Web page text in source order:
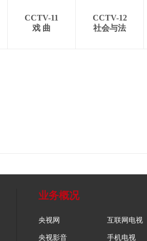
CCTV-11
戏 曲
CCTV-12
社会与法
业务概况
央视网 互联网电视
央视影音 手机电视